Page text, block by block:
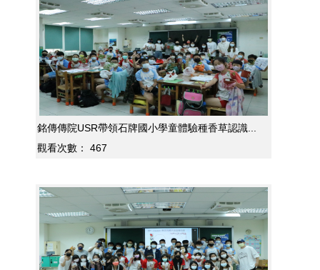
銘傳傳院USR帶領石牌國小學童體驗種香草認識...
觀看次數：
467